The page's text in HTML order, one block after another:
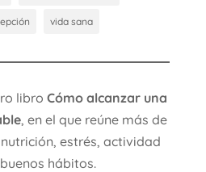
vida sana
libro Cómo alcanzar una
, en el que reúne más de
estrés, actividad
hábitos.